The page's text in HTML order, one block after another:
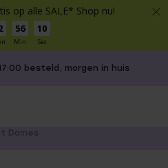
op alle SALE* Shop nu!
56
Min
10
Sec
besteld, morgen in huis
Dames